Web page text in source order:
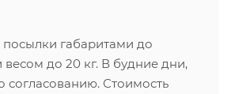
посылки габаритами до
до 20 кг. В будние дни,
согласованию. Стоимость